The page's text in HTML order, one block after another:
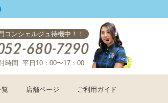
コンシェルジュ待機中！！
時間: 平日10：00〜17：00
覧 店舗ページ ご利用ガイド